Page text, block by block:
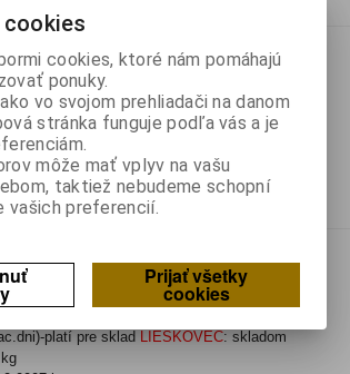
Výrobca:BESTAR
24
platí pre skladLIESKOVEC: skladom
0,0007 kg
2,2kΩ; 600uA; 1,5÷10V; SNR:60dB
BESTAR
platí pre sklad LIESKOVEC: skladom
cookies, ktoré nám pomáhajú
ponuky.
vo svojom prehliadači na danom
stránka funguje podľa vás a je
môže mať vplyv na vašu
taktiež nebudeme schopní
vašich preferencií.
Prijať všetky
cookies